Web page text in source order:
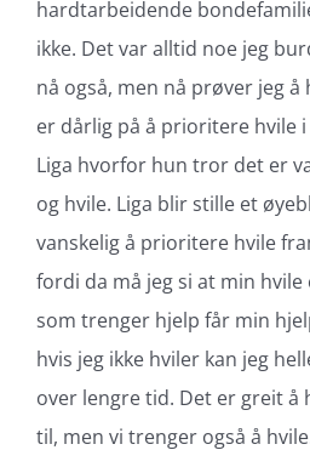
hardtarbeidende
ikke. Det var alltid noe jeg
nå også, men nå prøver jeg å
er dårlig på å prioritere hvile i
Liga hvorfor hun tror det er
og hvile. Liga blir stille et
vanskelig å prioritere hvile
fordi da må jeg si at min
som trenger hjelp får min
hvis jeg ikke hviler kan jeg
over lengre tid. Det er greit å
til, men vi trenger også å